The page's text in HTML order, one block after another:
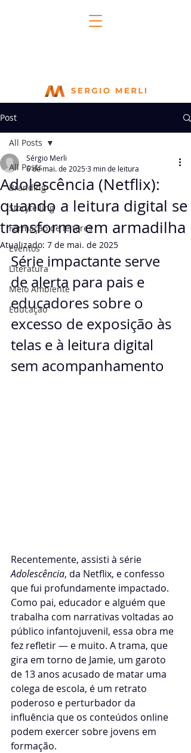
Post
All Posts
Branding
Storytelling
Formação de leitores
Eventos
Literatura
Meio Ambiente
Educação
All Posts
Adolescência (Netflix):
quando a leitura digital se
transforma em armadilha
Sérgio Merli
6 de mai. de 20253 min de leitura
Atualizado: 7 de mai. de 2025
Série impactante serve
de alerta para pais e
educadores sobre o
excesso de exposição às
telas e à leitura digital
sem acompanhamento
Recentemente, assisti à série
Adolescência, da Netflix, e confesso
que fui profundamente impactado.
Como pai, educador e alguém que
trabalha com narrativas voltadas ao
público infantojuvenil, essa obra me
fez refletir — e muito. A trama, que
gira em torno de Jamie, um garoto
de 13 anos acusado de matar uma
colega de escola, é um retrato
poderoso e perturbador da
influência que os conteúdos online
podem exercer sobre jovens em
formação.